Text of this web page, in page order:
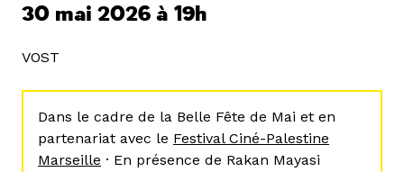
30 mai 2026 à 19h
VOST
Dans le cadre de la Belle Fête de Mai et en
partenariat avec le Festival Ciné-Palestine
Marseille · En présence de Rakan Mayasi